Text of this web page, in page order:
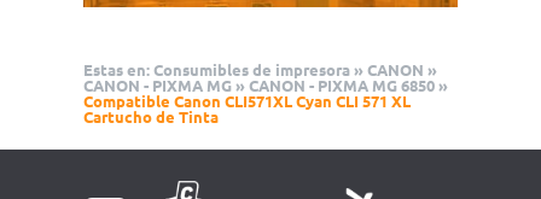
Estas en: Consumibles de impresora » CANON »
CANON - PIXMA MG » CANON - PIXMA MG 6850 »
Compatible Canon CLI571XL Cyan CLI 571 XL
Cartucho de Tinta